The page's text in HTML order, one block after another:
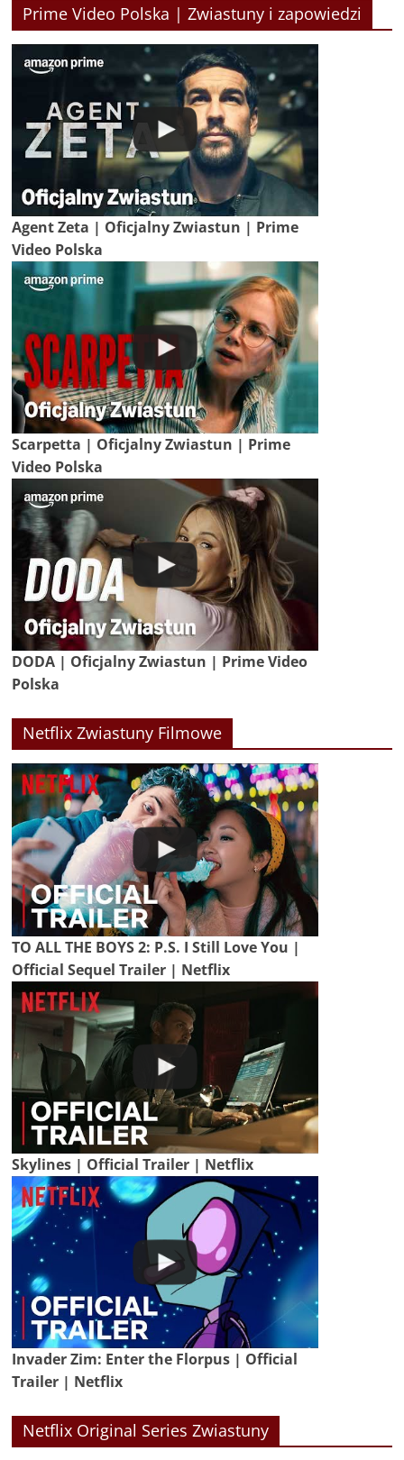
Prime Video Polska | Zwiastuny i zapowiedzi
Agent Zeta | Oficjalny Zwiastun | Prime
Video Polska
Scarpetta | Oficjalny Zwiastun | Prime
Video Polska
DODA | Oficjalny Zwiastun | Prime Video
Polska
Netflix Zwiastuny Filmowe
TO ALL THE BOYS 2: P.S. I Still Love You |
Official Sequel Trailer | Netflix
Skylines | Official Trailer | Netflix
Invader Zim: Enter the Florpus | Official
Trailer | Netflix
Netflix Original Series Zwiastuny